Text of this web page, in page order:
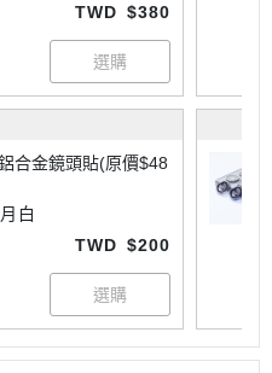
TWD $380
合金鏡頭貼(原價$48
白
TWD $200